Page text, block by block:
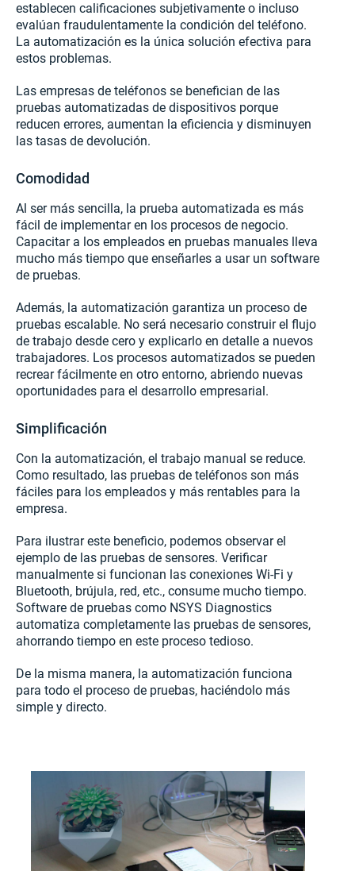
establecen calificaciones subjetivamente o incluso
evalúan fraudulentamente la condición del teléfono.
La automatización es la única solución efectiva para
estos problemas.
Las empresas de teléfonos se benefician de las
pruebas automatizadas de dispositivos porque
reducen errores, aumentan la eficiencia y disminuyen
las tasas de devolución.
Comodidad
Al ser más sencilla, la prueba automatizada es más
fácil de implementar en los procesos de negocio.
Capacitar a los empleados en pruebas manuales lleva
mucho más tiempo que enseñarles a usar un software
de pruebas.
Además, la automatización garantiza un proceso de
pruebas escalable. No será necesario construir el flujo
de trabajo desde cero y explicarlo en detalle a nuevos
trabajadores. Los procesos automatizados se pueden
recrear fácilmente en otro entorno, abriendo nuevas
oportunidades para el desarrollo empresarial.
Simplificación
Con la automatización, el trabajo manual se reduce.
Como resultado, las pruebas de teléfonos son más
fáciles para los empleados y más rentables para la
empresa.
Para ilustrar este beneficio, podemos observar el
ejemplo de las pruebas de sensores. Verificar
manualmente si funcionan las conexiones Wi-Fi y
Bluetooth, brújula, red, etc., consume mucho tiempo.
Software de pruebas como NSYS Diagnostics
automatiza completamente las pruebas de sensores,
ahorrando tiempo en este proceso tedioso.
De la misma manera, la automatización funciona
para todo el proceso de pruebas, haciéndolo más
simple y directo.